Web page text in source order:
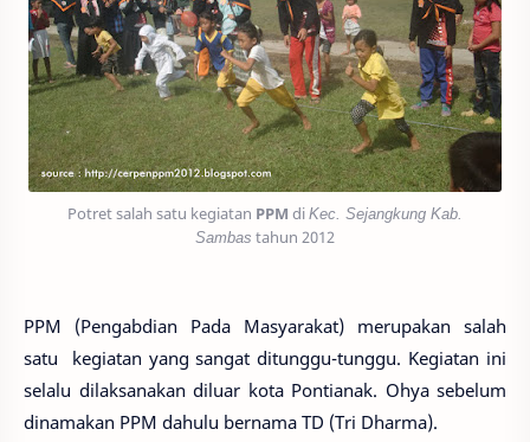
Potret salah satu kegiatan PPM diKec. Sejangkung Kab.
Sambas tahun 2012
PPM (Pengabdian Pada Masyarakat) merupakan salah
satu kegiatan yang sangat ditunggu-tunggu. Kegiatan ini
selalu dilaksanakan diluar kota Pontianak. Ohya sebelum
dinamakan PPM dahulu bernama TD (Tri Dharma).